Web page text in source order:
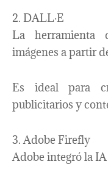
2. DALL·E
La herramienta
imágenes a partir
Es ideal para
publicitarios y
3. Adobe Firefly
Adobe integró la